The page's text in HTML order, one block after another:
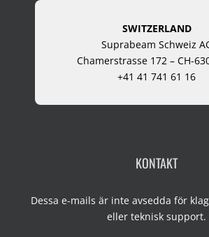
SWITZERLAND
Suprabeam Schweiz
Chamerstrasse 172 – CH-
+41 41 741 61 16
KONTAKT
Dessa e-mails är inte avsedda för
eller teknisk support.